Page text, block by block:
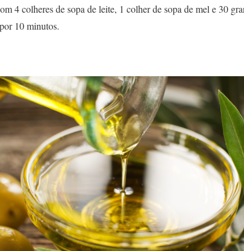
4 colheres de sopa de leite, 1 colher de sopa de mel e 30
10 minutos.